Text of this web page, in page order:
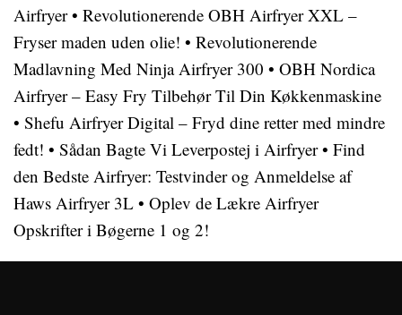
Airfryer• Revolutionerende OBH Airfryer XXL –
Fryser maden uden olie! • Revolutionerende
Madlavning Med Ninja Airfryer 300 • OBH Nordica
Airfryer – Easy Fry Tilbehør Til Din Køkkenmaskine
• Shefu Airfryer Digital – Fryd dine retter med mindre
fedt! • Sådan Bagte Vi Leverpostej i Airfryer• Find
den Bedste Airfryer: Testvinder og Anmeldelse af
Haws Airfryer 3L • Oplev de Lækre Airfryer
Opskrifter i Bøgerne 1 og 2!